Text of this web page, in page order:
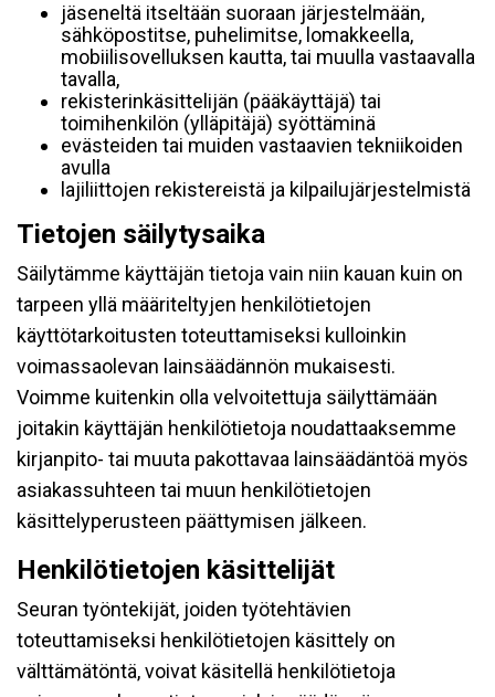
jäseneltä itseltään suoraan järjestelmään,
sähköpostitse, puhelimitse, lomakkeella,
mobiilisovelluksen kautta, tai muulla vastaavalla
tavalla,
rekisterinkäsittelijän (pääkäyttäjä) tai
toimihenkilön (ylläpitäjä) syöttäminä
evästeiden tai muiden vastaavien tekniikoiden
avulla
lajiliittojen rekistereistä ja kilpailujärjestelmistä
Tietojen säilytysaika
Säilytämme käyttäjän tietoja vain niin kauan kuin on
tarpeen yllä määriteltyjen henkilötietojen
käyttötarkoitusten toteuttamiseksi kulloinkin
voimassaolevan lainsäädännön mukaisesti.
Voimme kuitenkin olla velvoitettuja säilyttämään
joitakin käyttäjän henkilötietoja noudattaaksemme
kirjanpito- tai muuta pakottavaa lainsäädäntöä myös
asiakassuhteen tai muun henkilötietojen
käsittelyperusteen päättymisen jälkeen.
Henkilötietojen käsittelijät
Seuran työntekijät, joiden työtehtävien
toteuttamiseksi henkilötietojen käsittely on
välttämätöntä, voivat käsitellä henkilötietoja